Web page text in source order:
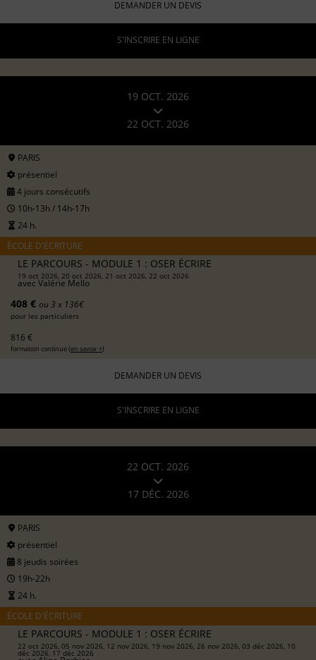
DEMANDER UN DEVIS
S'INSCRIRE EN LIGNE
19 OCT. 2026
22 OCT. 2026
PARIS
présentiel
4 jours consécutifs
10h-13h / 14h-17h
24 h.
ÉCOLE D'ÉCRITURE
LE PARCOURS - MODULE 1 : OSER ÉCRIRE
19 oct 2026, 20 oct 2026, 21 oct 2026, 22 oct 2026
avec Valérie Mello
408 € ou 3 x 136€
pour les particuliers
816 €
formation continue (en savoir +)
DEMANDER UN DEVIS
S'INSCRIRE EN LIGNE
22 OCT. 2026
17 DÉC. 2026
PARIS
présentiel
8 jeudis soirées
19h-22h
24 h.
ÉCOLE D'ÉCRITURE
LE PARCOURS - MODULE 1 : OSER ÉCRIRE
22 oct 2026, 05 nov 2026, 12 nov 2026, 19 nov 2026, 26 nov 2026, 03 déc 2026, 10
déc 2026, 17 déc 2026